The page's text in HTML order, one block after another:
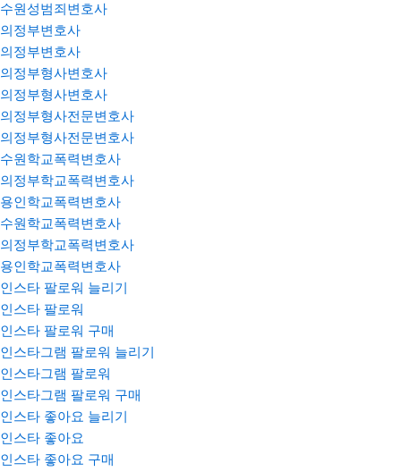
수원성범죄변호사
의정부변호사
의정부변호사
의정부형사변호사
의정부형사변호사
의정부형사전문변호사
의정부형사전문변호사
수원학교폭력변호사
의정부학교폭력변호사
용인학교폭력변호사
수원학교폭력변호사
의정부학교폭력변호사
용인학교폭력변호사
인스타 팔로워 늘리기
인스타 팔로워
인스타 팔로워 구매
인스타그램 팔로워 늘리기
인스타그램 팔로워
인스타그램 팔로워 구매
인스타 좋아요 늘리기
인스타 좋아요
인스타 좋아요 구매